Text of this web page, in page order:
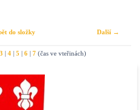
Další →
do složky
3 | 4 | 5 | 6 | 7 (čas ve vteřinách)